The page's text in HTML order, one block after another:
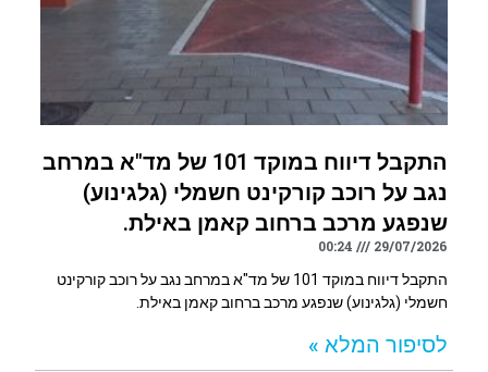
התקבל דיווח במוקד 101 של מד"א במרחב
נגב על רוכב קורקינט חשמלי (גלגינוע)
שנפגע מרכב ברחוב קאמן באילת.
29/07/2026
התקבל דיווח במוקד 101 של מד"א במרחב נגב על רוכב קורקינט
חשמלי (גלגינוע) שנפגע מרכב ברחוב קאמן באילת.
לסיפור המלא »